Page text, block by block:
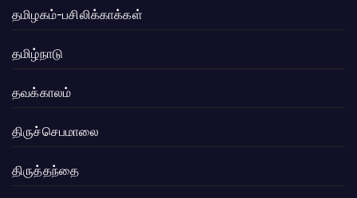
தமிழகம்-பசிலிக்காக்கள்
தமிழ்நாடு
தவக்காலம்
திருச்செபமாலை
திருத்தந்தை